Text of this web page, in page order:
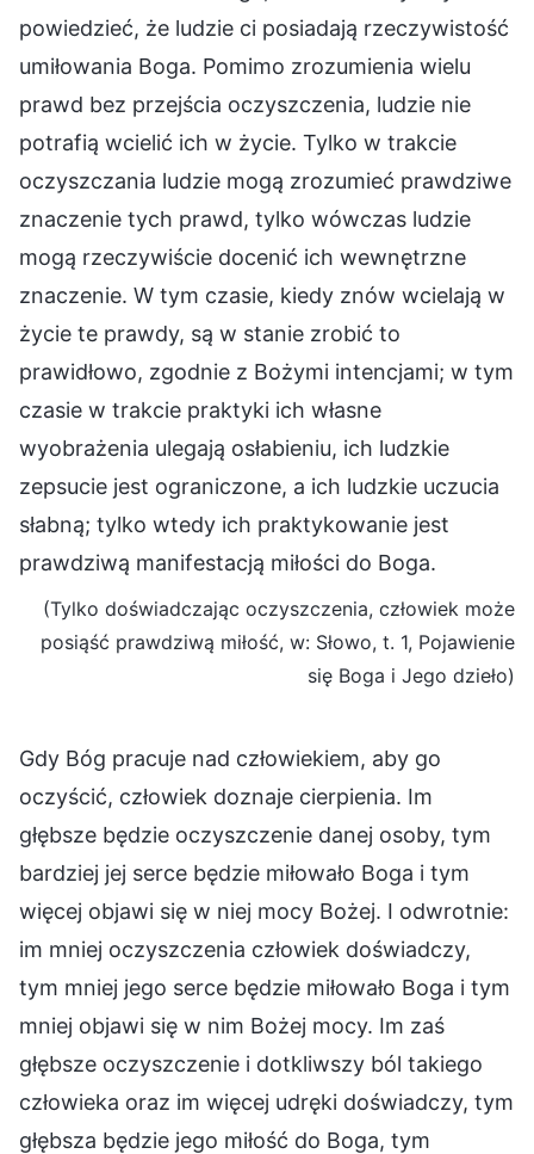
powiedzieć, że ludzie ci posiadają rzeczywistość
umiłowania Boga. Pomimo zrozumienia wielu
prawd bez przejścia oczyszczenia, ludzie nie
potrafią wcielić ich w życie. Tylko w trakcie
oczyszczania ludzie mogą zrozumieć prawdziwe
znaczenie tych prawd, tylko wówczas ludzie
mogą rzeczywiście docenić ich wewnętrzne
znaczenie. W tym czasie, kiedy znów wcielają w
życie te prawdy, są w stanie zrobić to
prawidłowo, zgodnie z Bożymi intencjami; w tym
czasie w trakcie praktyki ich własne
wyobrażenia ulegają osłabieniu, ich ludzkie
zepsucie jest ograniczone, a ich ludzkie uczucia
słabną; tylko wtedy ich praktykowanie jest
prawdziwą manifestacją miłości do Boga.
(Tylko doświadczając oczyszczenia, człowiek może
posiąść prawdziwą miłość, w: Słowo, t. 1, Pojawienie
się Boga i Jego dzieło)
Gdy Bóg pracuje nad człowiekiem, aby go
oczyścić, człowiek doznaje cierpienia. Im
głębsze będzie oczyszczenie danej osoby, tym
bardziej jej serce będzie miłowało Boga i tym
więcej objawi się w niej mocy Bożej. I odwrotnie:
im mniej oczyszczenia człowiek doświadczy,
tym mniej jego serce będzie miłowało Boga i tym
mniej objawi się w nim Bożej mocy. Im zaś
głębsze oczyszczenie i dotkliwszy ból takiego
człowieka oraz im więcej udręki doświadczy, tym
głębsza będzie jego miłość do Boga, tym